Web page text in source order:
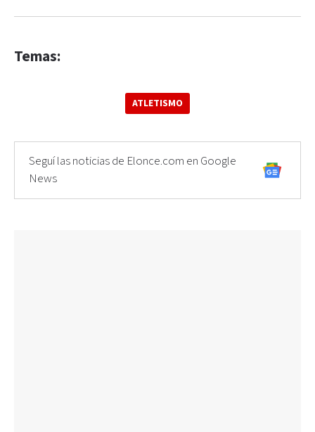
Temas:
ATLETISMO
Seguí las noticias de Elonce.com en Google
News